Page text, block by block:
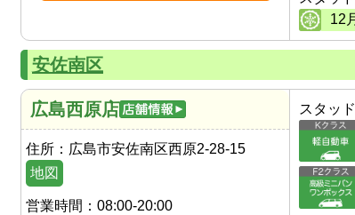
12
安佐南区
広島西原店
住所： 広島市安佐南区西原2-28-15
地図
営業時間： 08:00-20:00
スタッ